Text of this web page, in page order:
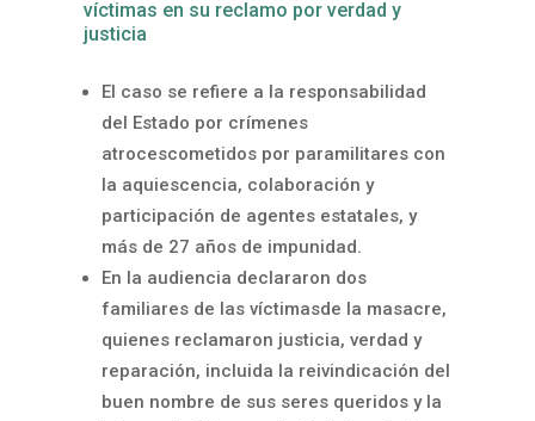
víctimas en su reclamo por verdad y
justicia
El caso se refiere a la responsabilidad
del Estado por crímenes
atrocescometidos por paramilitares con
la aquiescencia, colaboración y
participación de agentes estatales, y
más de 27 años de impunidad.
En la audiencia declararon dos
familiares de las víctimasde la masacre,
quienes reclamaron justicia, verdad y
reparación, incluida la reivindicación del
buen nombre de sus seres queridos y la